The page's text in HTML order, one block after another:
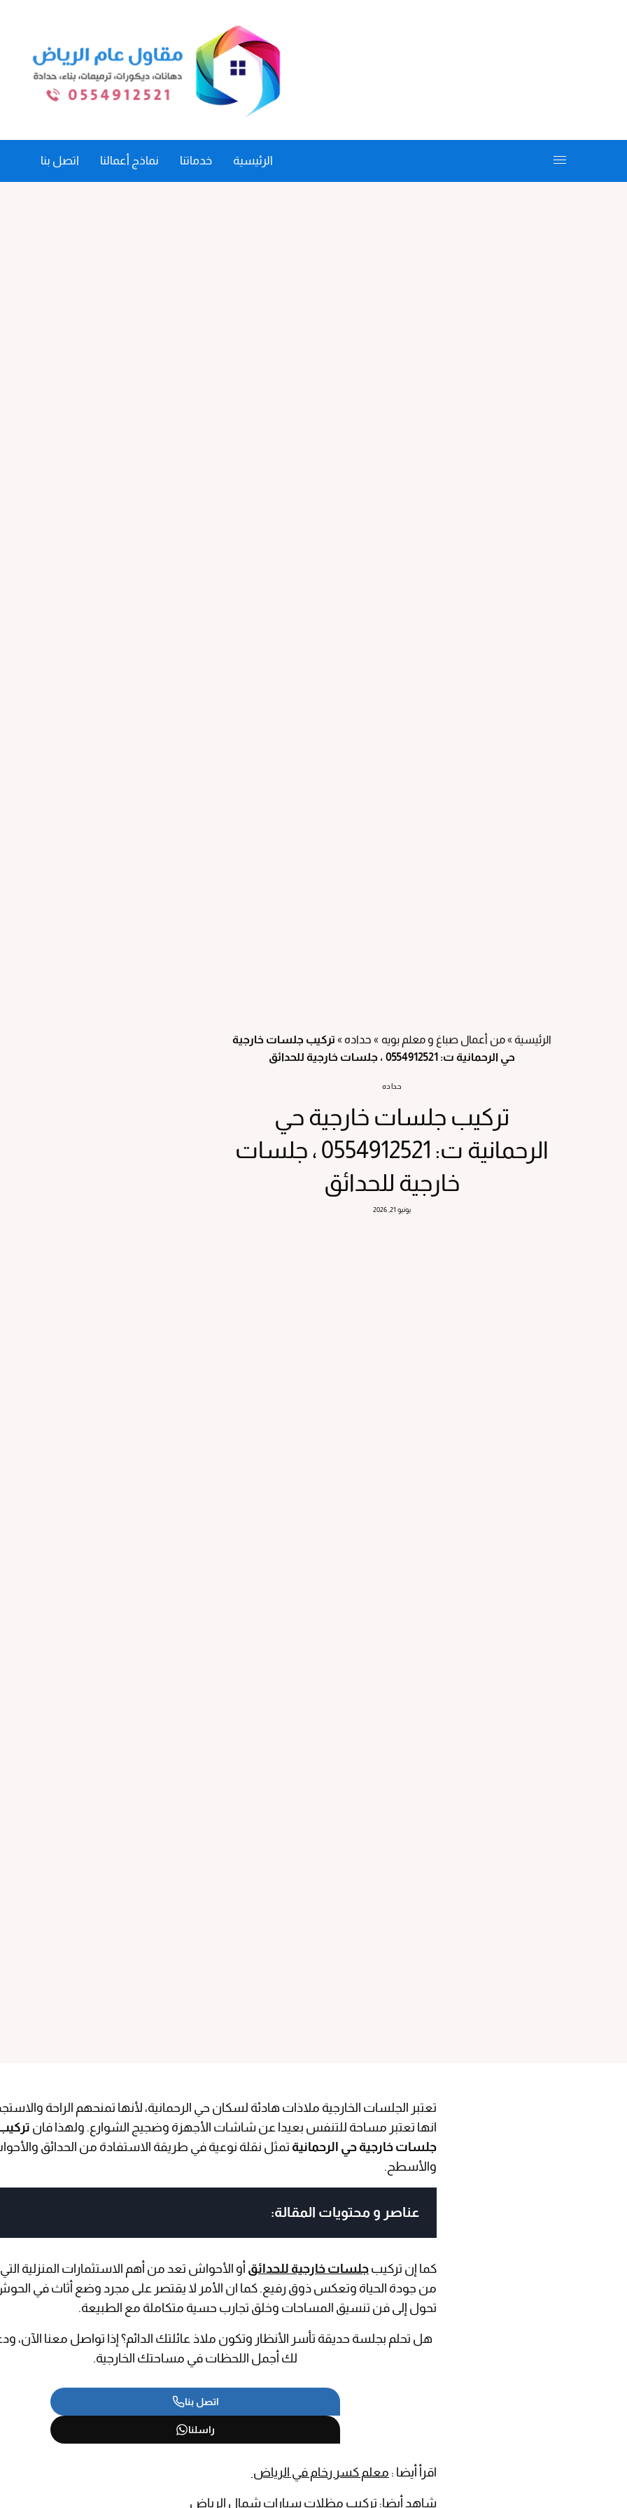
الرئيسية خدماتنا نماذج أعمالنا اتصل بنا
الرئيسية »من أعمال صباغ و معلم بويه » حداده» تركيب جلسات خارجية
حي الرحمانية ت: 0554912521 ، جلسات خارجية للحدائق
حداده
تركيب جلسات خارجية حي
الرحمانية ت: 0554912521 ، جلسات
خارجية للحدائق
يونيو 21, 2026
تعتبر الجلسات الخارجية ملاذات هادئة لسكان حي الرحمانية، لأنها تمنحهم الراحة
انها تعتبر مساحة للتنفس بعيدا عن شاشات الأجهزة وضجيج الشوارع. ولهذا فان
جلسات خارجية حي الرحمانية تمثل نقلة نوعية في طريقة الاستفادة من الحدائق
والأسطح.
عناصر و محتويات المقالة:
كما إن تركيبجلسات خارجية للحدائق أو الأحواش تعد من أهم الاستثمارات المنزلية
من جودة الحياة وتعكس ذوق رفيع. كما ان الأمر لا يقتصر على مجرد وضع أثاث في
تحول إلى فن تنسيق المساحات وخلق تجارب حسية متكاملة مع الطبيعة.
هل تحلم بجلسة حديقة تأسر الأنظار وتكون ملاذ عائلتك الدائم؟ إذا تواصل معنا الآن،
لك أجمل اللحظات في مساحتك الخارجية.
اتصل بنا
راسلنا
اقرأ أيضا : معلم كسر رخام في الرياض
شاهد أيضا: تركيب مظلات سيارات شمال الرياض